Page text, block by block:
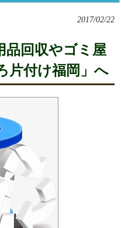
2017/02/22
品回収やゴミ屋
片付け福岡」へ